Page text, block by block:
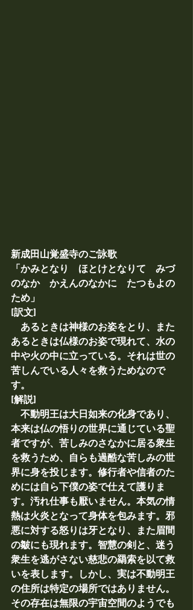
新成田山覚盛寺のご詠歌
「かみとなり　ほとけとなりて　みづ
のなか　かえんのなかに　たつもよの
ため」
[訳文]
あるときは神様のお姿をとり、また
あるときは仏様のお姿で現れて、水の
中や火の中に立っている。それは世の
苦しんでいる人々を救うためなので
す。
[解説]
不動明王は大日如来の化身であり、
本来は仏の悟りの世界に通じている聖
者ですが、苦しみのさなかに居る衆生
を救うため、自らも過酷な苦しみの世
界に身を投じます。修行者や信者のた
めには自ら下僕の姿で仕えて護りま
す。汚れ仕事も厭いません。本気の情
熱は火炎となって身体を包みます。邪
悪に対する怒りは牙となり、また眉間
の皺にも現れます。智慧の剣と、迷う
衆生を逃がさない慈悲の羂索を以て救
いを表します。しかし、実は不動明王
の住所は特定の場所ではありません。
その存在は無限の宇宙空間のようでも